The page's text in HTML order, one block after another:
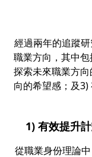
經過兩年的追蹤
職業方向，其中
探索未來職業方
向的希望感；及
1) 有效提升
從職業身份理論